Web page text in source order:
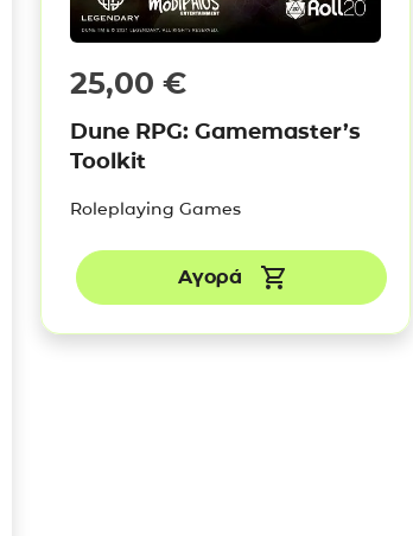
25,00 €
Dune RPG: Gamemaster’s
Toolkit
Roleplaying Games
Αγορά